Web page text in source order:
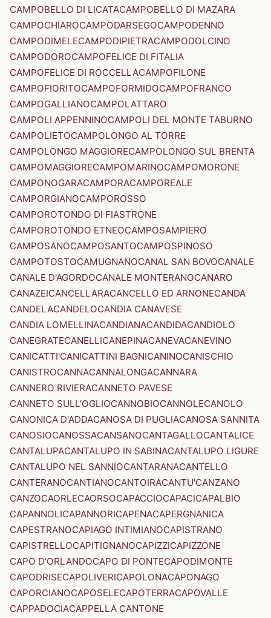
CAMPOBELLO DI LICATACAMPOBELLO DI MAZARA
CAMPOCHIAROCAMPODARSEGOCAMPODENNO
CAMPODIMELECAMPODIPIETRACAMPODOLCINO
CAMPODOROCAMPOFELICE DI FITALIA
CAMPOFELICE DI ROCCELLACAMPOFILONE
CAMPOFIORITOCAMPOFORMIDOCAMPOFRANCO
CAMPOGALLIANOCAMPOLATTARO
CAMPOLI APPENNINOCAMPOLI DEL MONTE TABURNO
CAMPOLIETOCAMPOLONGO AL TORRE
CAMPOLONGO MAGGIORECAMPOLONGO SUL BRENTA
CAMPOMAGGIORECAMPOMARINOCAMPOMORONE
CAMPONOGARACAMPORACAMPOREALE
CAMPORGIANOCAMPOROSSO
CAMPOROTONDO DI FIASTRONE
CAMPOROTONDO ETNEOCAMPOSAMPIERO
CAMPOSANOCAMPOSANTOCAMPOSPINOSO
CAMPOTOSTOCAMUGNANOCANAL SAN BOVOCANALE
CANALE D'AGORDOCANALE MONTERANOCANARO
CANAZEICANCELLARACANCELLO ED ARNONECANDA
CANDELACANDELOCANDIA CANAVESE
CANDIA LOMELLINACANDIANACANDIDACANDIOLO
CANEGRATECANELLICANEPINACANEVACANEVINO
CANICATTI'CANICATTINI BAGNICANINOCANISCHIO
CANISTROCANNACANNALONGACANNARA
CANNERO RIVIERACANNETO PAVESE
CANNETO SULL'OGLIOCANNOBIOCANNOLECANOLO
CANONICA D'ADDACANOSA DI PUGLIACANOSA SANNITA
CANOSIOCANOSSACANSANOCANTAGALLOCANTALICE
CANTALUPACANTALUPO IN SABINACANTALUPO LIGURE
CANTALUPO NEL SANNIOCANTARANACANTELLO
CANTERANOCANTIANOCANTOIRACANTU'CANZANO
CANZOCAORLECAORSOCAPACCIOCAPACICAPALBIO
CAPANNOLICAPANNORICAPENACAPERGNANICA
CAPESTRANOCAPIAGO INTIMIANOCAPISTRANO
CAPISTRELLOCAPITIGNANOCAPIZZICAPIZZONE
CAPO D'ORLANDOCAPO DI PONTECAPODIMONTE
CAPODRISECAPOLIVERICAPOLONACAPONAGO
CAPORCIANOCAPOSELECAPOTERRACAPOVALLE
CAPPADOCIACAPPELLA CANTONE